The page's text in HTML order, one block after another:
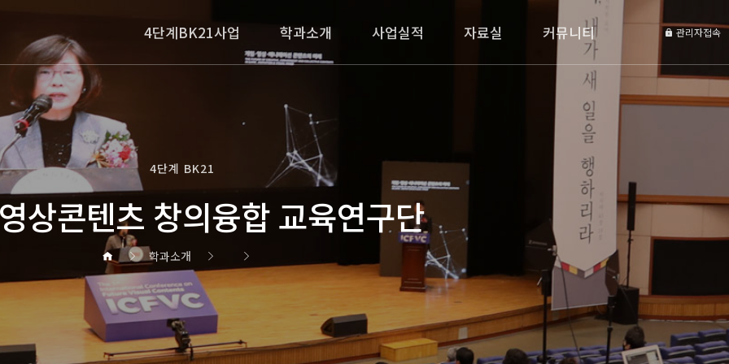
4단계BK21사업 학과소개 사업실적 자료실 커뮤니티 관리자접속
4단계 BK21
상콘텐츠 창의융합 교육연구단
학과소개